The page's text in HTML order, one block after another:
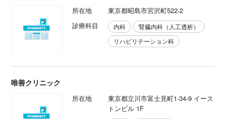
所在地
東京都昭島市宮沢町522-2
診療科目
内科
腎臓内科（人工透析）
リハビリテーション科
唯善クリニック
所在地
東京都立川市富士見町1-34-9 イース
トンビル 1F